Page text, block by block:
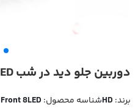
دوربین جلو دید در شب Camera Back 8 LED
برند: HDشناسه محصول: Front 8LED